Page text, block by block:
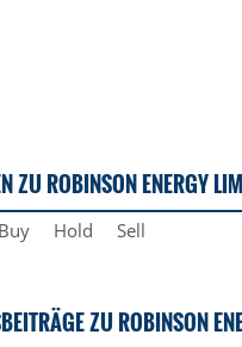
ZU ROBINSON ENERGY
Buy Hold Sell
ZU ROBINSON